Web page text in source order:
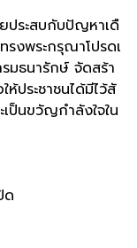
ประสบกับปัญหาเดื
รงพระกรุณาโปรดเ
มธนารักษ์ จัดสร้า
ห้ประชาชนได้มีไว้สั
เป็นขวัญกำลังใจใน
ด